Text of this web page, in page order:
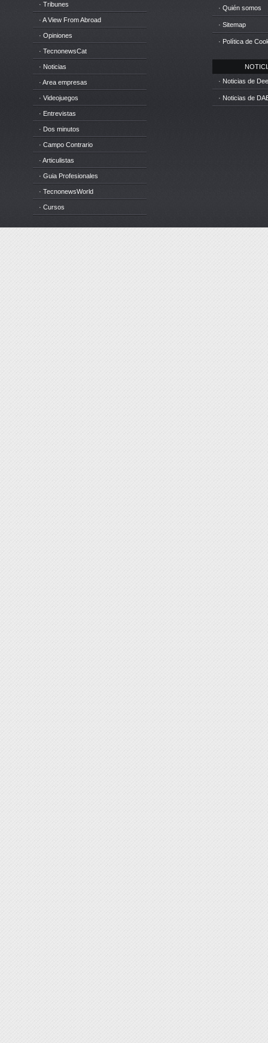
· Tribunes
· A View From Abroad
· Opiniones
· TecnonewsCat
· Noticias
· Area empresas
· Videojuegos
· Entrevistas
· Dos minutos
· Campo Contrario
· Articulistas
· Guia Profesionales
· TecnonewsWorld
· Cursos
· Quién somos
· Sitemap
· Política de
· Noticias de
· Noticias de